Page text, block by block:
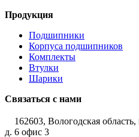
Продукция
Подшипники
Корпуса подшипников
Комплекты
Втулки
Шарики
Связаться с нами
162603, Вологодская
д. 6 офис 3